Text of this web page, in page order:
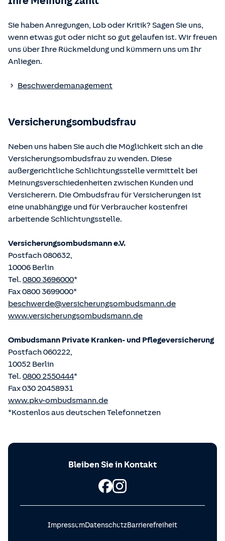
§§ 59 – 68 Gesetz über den Versicherungsvertrag
§ 48b Versicherungsaufsichtsgesetz (VAG)
Verordnung über die Versicherungsvermittlung und -
Die berufsrechtlichen Regelungen können über die vom
eingesehen und abgerufen werden.
Sie haben Anregungen, Lob oder Kritik? Sagen Sie uns,
wenn etwas gut oder nicht so gut gelaufen ist. Wir freuen
uns über Ihre Rückmeldung und kümmern uns um Ihr
Anliegen.
Beschwerdemanagement
Versicherungsombudsfrau
Neben uns haben Sie auch die Möglichkeit sich an die
Versicherungsombudsfrau zu wenden. Diese
außergerichtliche Schlichtungsstelle vermittelt bei
Meinungsverschiedenheiten zwischen Kunden und
Versicherern. Die Ombudsfrau für Versicherungen ist
eine unabhängige und für Verbraucher kostenfrei
arbeitende Schlichtungsstelle.
Versicherungsombudsmann e.V.
Postfach 080632,
10006 Berlin
Tel. 0800 3696000*
Fax 0800 3699000*
beschwerde@versicherungsombudsmann.de
www.versicherungsombudsmann.de
Ombudsmann Private Kranken- und Pflege­versicherung
Postfach 060222,
10052 Berlin
Tel. 0800 2550444*
Fax 030 20458931
www.pkv-ombudsmann.de
*Kostenlos aus deutschen Telefonnetzen
Bleiben Sie in Kontakt
ImpressumDatenschutzBarrierefreiheit